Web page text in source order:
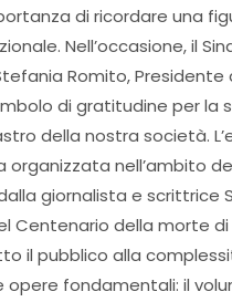
di ricordare una
Nell’occasione, il
Romito, Presidente
di gratitudine per la
della nostra società.
organizzata nell’ambito
giornalista e scrittrice
Centenario della morte
il pubblico alla
opere fondamentali: il